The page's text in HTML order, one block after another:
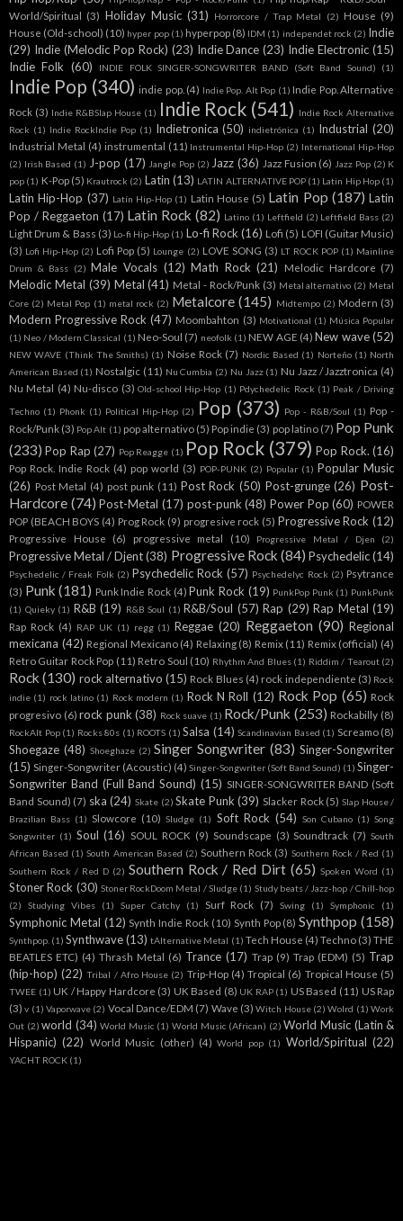
World/Spiritual (3) Holiday Music (31) Horrorcore / Trap Metal (2) House (9)
House (Old-school) (10) hyper pop (1) hyperpop (8) IDM (1) independet rock (2) Indie
(29) Indie (Melodic Pop Rock) (23) Indie Dance (23) Indie Electronic (15)
Indie Folk (60) INDIE FOLK SINGER-SONGWRITER BAND (Soft Band Sound) (1)
Indie Pop (340) indie pop. (4) Indie Pop. Alt Pop (1) Indie Pop. Alternative
Rock (3) Indie R&BSlap House (1) Indie Rock (541) Indie Rock Alternative
Rock (1) Indie RockIndie Pop (1) Indietronica (50) indietrónica (1) Industrial (20)
Industrial Metal (4) instrumental (11) Instrumental Hip-Hop (2) International Hip-Hop
(2) Irish Based (1) J-pop (17) Jangle Pop (2) Jazz (36) Jazz Fusion (6) Jazz Pop (2) K
pop (1) K-Pop (5) Krautrock (2) Latin (13) LATIN ALTERNATIVE POP (1) Latin Hip Hop (1)
Latin Hip-Hop (37) Latín Hip-Hop (1) Latin House (5) Latin Pop (187) Latin
Pop / Reggaeton (17) Latin Rock (82) Latino (1) Leftfield (2) Leftfield Bass (2)
Light Drum & Bass (3) Lo-fi Hip-Hop (1) Lo-fi Rock (16) Lofi (5) LOFI (Guitar Music)
(3) Lofi Hip-Hop (2) Lofi Pop (5) Lounge (2) LOVE SONG (3) LT ROCK POP (1) Mainline
Drum & Bass (2) Male Vocals (12) Math Rock (21) Melodic Hardcore (7)
Melodic Metal (39) Metal (41) Metal - Rock/Punk (3) Metal alternativo (2) Metal
Core (2) Metal Pop (1) metal rock (2) Metalcore (145) Midtempo (2) Modern (3)
Modern Progressive Rock (47) Moombahton (3) Motivational (1) Música Popular
(1) Neo / Modern Classical (1) Neo-Soul (7) neofolk (1) NEW AGE (4) New wave (52)
NEW WAVE (Think The Smiths) (1) Noise Rock (7) Nordic Based (1) Norteño (1) North
American Based (1) Nostalgic (11) Nu Cumbia (2) Nu Jazz (1) Nu Jazz / Jazztronica (4)
Nu Metal (4) Nu-disco (3) Old-school Hip-Hop (1) Pdychedelic Rock (1) Peak / Driving
Techno (1) Phonk (1) Political Hip-Hop (2) Pop (373) Pop - R&B/Soul (1) Pop -
Rock/Punk (3) Pop Alt (1) pop alternativo (5) Pop indie (3) pop latino (7) Pop Punk
(233) Pop Rap (27) Pop Reagge (1) Pop Rock (379) Pop Rock. (16)
Pop Rock. Indie Rock (4) pop world (3) POP-PUNK (2) Popular (1) Popular Music
(26) Post Metal (4) post punk (11) Post Rock (50) Post-grunge (26) Post-
Hardcore (74) Post-Metal (17) post-punk (48) Power Pop (60) POWER
POP (BEACH BOYS (4) Prog Rock (9) progresive rock (5) Progressive Rock (12)
Progressive House (6) progressive metal (10) Progressive Metal / Djen (2)
Progressive Metal / Djent (38) Progressive Rock (84) Psychedelic(14)
Psychedelic / Freak Folk (2) Psychedelic Rock (57) Psychedelyc Rock (2) Psytrance
(3) Punk (181) Punk Indie Rock (4) Punk Rock (19) PunkPop Punk (1) PunkPunk
(1) Quieky (1) R&B (19) R&B Soul (1) R&B/Soul (57) Rap (29) Rap Metal (19)
Rap Rock (4) RAP UK (1) regg (1) Reggae (20) Reggaeton (90) Regional
mexicana (42) Regional Mexicano (4) Relaxing (8) Remix (11) Remix (official) (4)
Retro Guitar Rock Pop (11) Retro Soul (10) Rhythm And Blues (1) Riddim / Tearout (2)
Rock (130) rock alternativo (15) Rock Blues (4) rock independiente (3) Rock
indie (1) rock latino (1) Rock modern (1) Rock N Roll (12) Rock Pop (65) Rock
progresivo (6) rock punk (38) Rock suave (1) Rock/Punk (253) Rockabilly (8)
RockAlt Pop (1) Rocks 80s (1) ROOTS (1) Salsa (14) Scandinavian Based (1) Screamo (8)
Shoegaze (48) Shoeghaze (2) Singer Songwriter (83) Singer-Songwriter
(15) Singer-Songwriter (Acoustic) (4) Singer-Songwriter (Soft Band Sound) (1) Singer-
Songwriter Band (Full Band Sound) (15) SINGER-SONGWRITER BAND (Soft
Band Sound) (7) ska (24) Skate (2) Skate Punk (39) Slacker Rock (5) Slap House /
Brazilian Bass (1) Slowcore (10) Sludge (1) Soft Rock (54) Son Cubano (1) Song
Songwriter (1) Soul (16) SOUL ROCK (9) Soundscape (3) Soundtrack (7) South
African Based (1) South American Based (2) Southern Rock (3) Southern Rock / Red (1)
Southern Rock / Red D (2) Southern Rock / Red Dirt (65) Spoken Word (1)
Stoner Rock (30) Stoner RockDoom Metal / Sludge (1) Study beats / Jazz-hop / Chill-hop
(2)
Studying Vibes (1) Super Catchy (1) Surf Rock (7) Swing (1) Symphonic (1)
Symphonic Metal (12) Synth Indie Rock (10) Synth Pop (8) Synthpop (158)
Synthpop. (1) Synthwave (13) tAlternative Metal (1) Tech House (4) Techno (3) THE
BEATLES ETC) (4) Thrash Metal (6) Trance (17) Trap (9) Trap (EDM) (5) Trap
(hip-hop) (22) Tribal / Afro House (2) Trip-Hop (4) Tropical (6) Tropical House (5)
TWEE (1) UK / Happy Hardcore (3) UK Based (8) UK RAP (1) US Based (11) US Rap
(3) v (1) Vaporwave (2) Vocal Dance/EDM (7) Wave (3) Witch House (2) Wolrd (1) Work
Out (2) world (34) World Music (1) World Music (African) (2) World Music (Latin &
Hispanic) (22) World Music (other) (4) World pop (1) World/Spiritual (22)
YACHT ROCK (1)